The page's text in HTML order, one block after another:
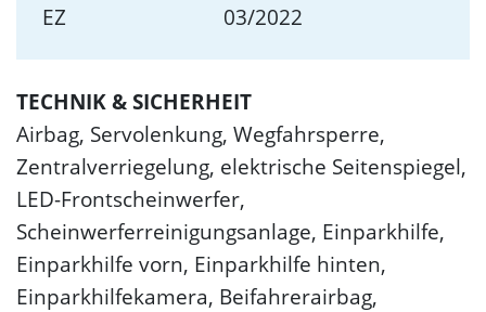
EZ
03/2022
TECHNIK & SICHERHEIT
Airbag, Servolenkung, Wegfahrsperre,
Zentralverriegelung, elektrische Seitenspiegel,
LED-Frontscheinwerfer,
Scheinwerferreinigungsanlage, Einparkhilfe,
Einparkhilfe vorn, Einparkhilfe hinten,
Einparkhilfekamera, Beifahrerairbag,